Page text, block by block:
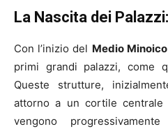
La Nascita dei
Con l’inizio del Medio
primi grandi palazzi, come
Queste strutture,
attorno a un cortile centrale
vengono